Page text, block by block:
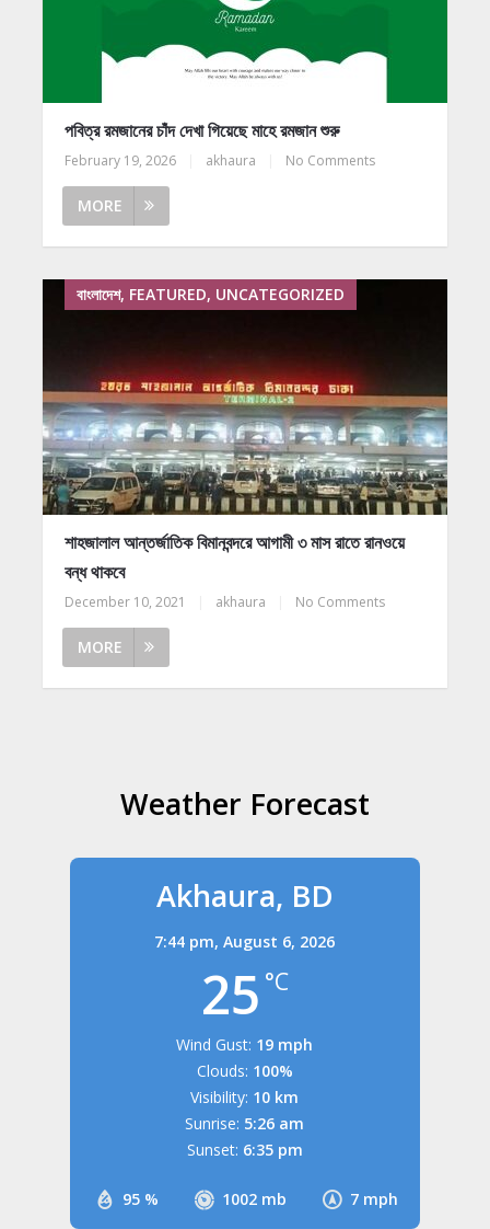
পবিত্র রমজানের চাঁদ দেখা গিয়েছে মাহে রমজান শুরু
February 19, 2026 akhaura No Comments
MORE
বাংলাদেশ, FEATURED, UNCATEGORIZED
শাহজালাল আন্তর্জাতিক বিমানবন্দরে আগামী ৩ মাস রাতে রানওয়ে
বন্ধ থাকবে
December 10, 2021 akhaura No Comments
MORE
Weather Forecast
Akhaura, BD
7:44 pm,August 6, 2026
25 °C
95 % 1002 mb 7 mph
Wind Gust: 19 mph
Clouds: 100%
Visibility: 10 km
Sunrise: 5:26 am
Sunset: 6:35 pm